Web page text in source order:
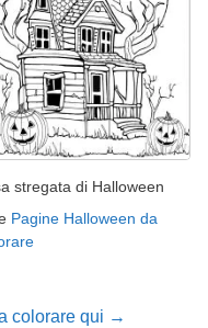
stregata di Halloween
Pagine Halloween da
colorare qui →